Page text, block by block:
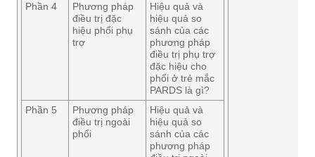
Phần 4
Phương pháp
điều trị đặc
hiệu phổi phụ
trợ
Hiệu quả và
hiệu quả so
sánh của các
phương pháp
điều trị phụ trợ
đặc hiệu cho
phổi ở trẻ mắc
PARDS là gì?
Phần 5
Phương pháp
điều trị ngoài
phổi
Hiệu quả và
hiệu quả so
sánh của các
phương pháp